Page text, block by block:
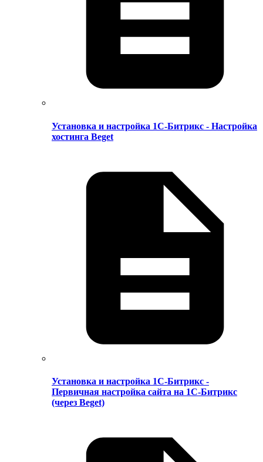
Установка и настройка 1С-Битрикс - Настройка
хостинга Beget
Установка и настройка 1С-Битрикс -
Первичная настройка сайта на 1С-Битрикс
(через Beget)